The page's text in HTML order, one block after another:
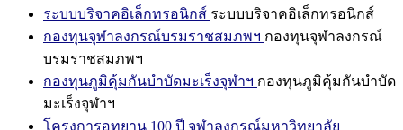
ระบบบริจาคอิเล็กทรอนิกส์ ระบบบริจาคอิเล็กทรอนิกส์
กองทุนจุฬาลงกรณ์บรมราชสมภพฯ กองทุนจุฬาลงกรณ์
บรมราชสมภพฯ
กองทุนภูมิคุ้มกันบำบัดมะเร็งจุฬาฯ กองทุนภูมิคุ้มกันบำบัด
มะเร็งจุฬาฯ
โครงการอุทยาน 100 ปี จุฬาลงกรณ์มหาวิทยาลัย